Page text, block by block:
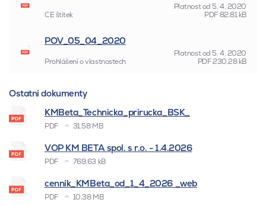
Platnost od 5. 4. 2020
CE štítek
PDF82.81 kB
POV_05_04_2020
Platnost od 5. 4. 2020
Prohlášení o vlastnostech
PDF230.28 kB
Ostatní dokumenty
KMBeta_Technicka_prirucka_BSK_
PDF 31.58 MB
VOP KM BETA spol. s r.o. - 1.4.2026
PDF 769.63 kB
cenník_KMBeta_od_1_4_2026 _web
PDF 10.38 MB